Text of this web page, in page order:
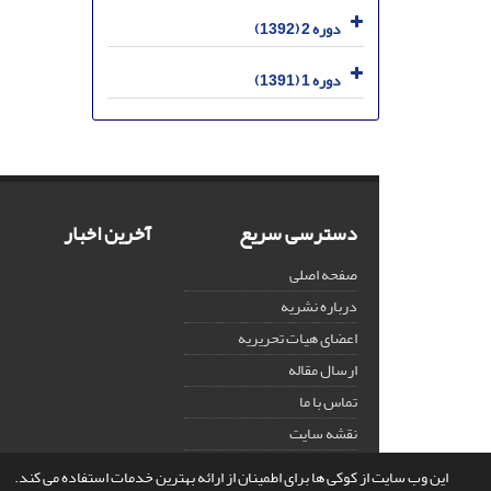
این وب سایت از کوکی ها برای اطمینان از ارائه بهترین خدمات استفاده می کند.
دوره 2 (1392)
دوره 1 (1391)
دسترسی سریع
صفحه اصلی
درباره نشریه
اعضای هیات تحریریه
ارسال مقاله
تماس با ما
نقشه سایت
آخرین اخبار